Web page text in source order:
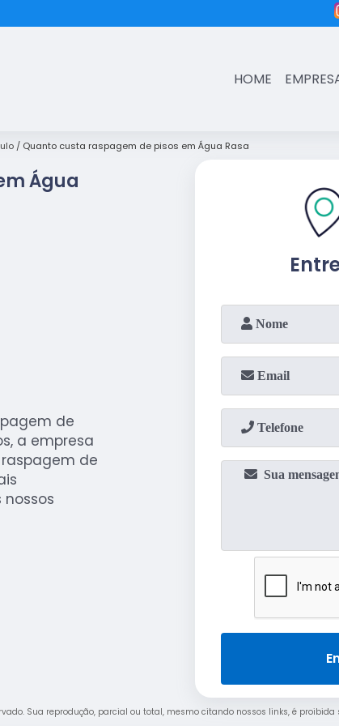
HOME
Quanto custa raspagem de pisos em Água Rasa
Água
de
a empresa
de
Sua reprodução, parcial ou total, mesmo citando nossos links, é